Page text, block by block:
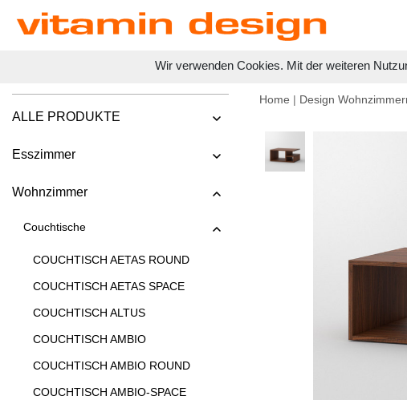
Wir verwenden Cookies. Mit der weiteren
ALLE PRODUKTE
Esszimmer
Wohnzimmer
Couchtische
COUCHTISCH AETAS ROUND
COUCHTISCH AETAS SPACE
COUCHTISCH ALTUS
COUCHTISCH AMBIO
COUCHTISCH AMBIO ROUND
COUCHTISCH AMBIO-SPACE
Home | Design